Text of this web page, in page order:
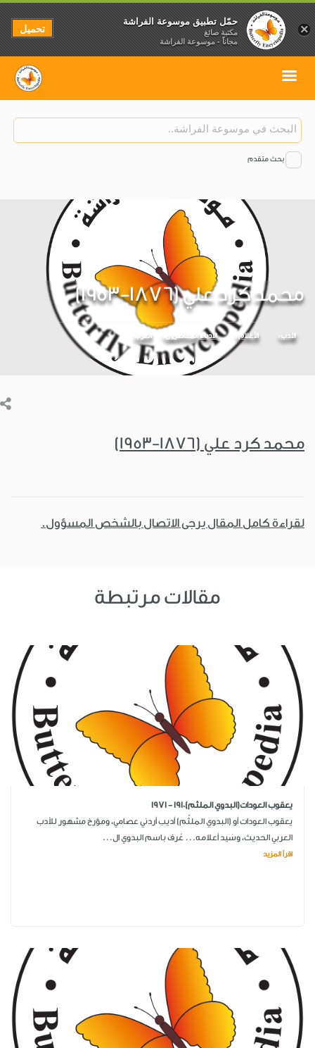
بحث متقدم
محمد كرد علي (1876-1953)
الأدب الأعلام الأدباء المعاصرون العرب
محمد كرد علي (1876-1953)
لقراءة كامل المقال يرجى الاتصال بالشخص المسؤول.
مقالات مرتبطة
يعقوب العودات(البدوي الملثم)1910 - 1971
يعقوب العودات أو (البدوي الملثّم) أديب أردني عصامي، ومؤرخ مشهور للأدب
العربي الحديث، وسَيد أعلامه... عُرف باسم البدوي ال...
اقرأ المزيد
×
حمّل تطبيق موسوعة الفراشة
مكتبة صائغ
مجاناً - موسوعة الفراشة
تحميل